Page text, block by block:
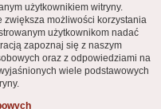
użytkownikiem witryny.
możliwości korzystania
użytkownikom nadać
zapoznaj się z naszym
oraz z odpowiedziami na
wiele podstawowych